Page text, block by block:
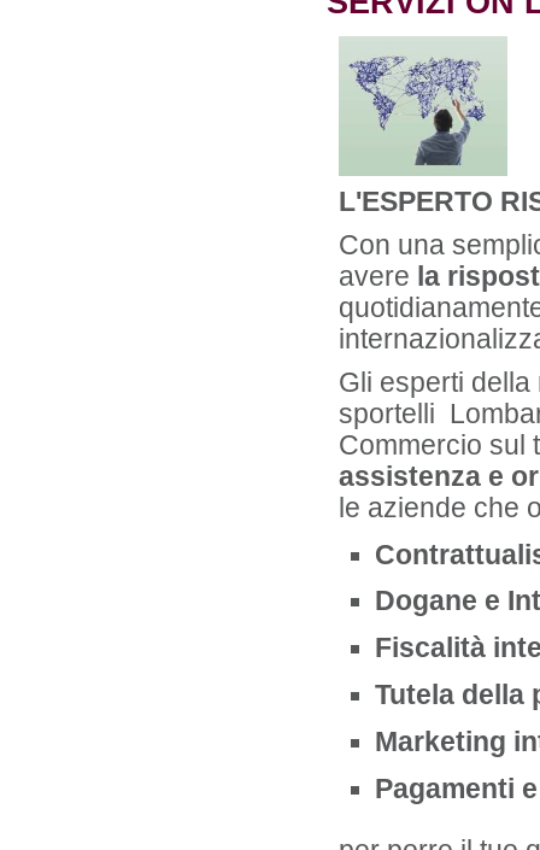
L'ESPERTO
Con una
avere la
Gli esperti
sportelli
Commercio sul
assistenza e
le aziende che
Dogane e
Fiscalità
Tutela della
Marketing
Pagamenti